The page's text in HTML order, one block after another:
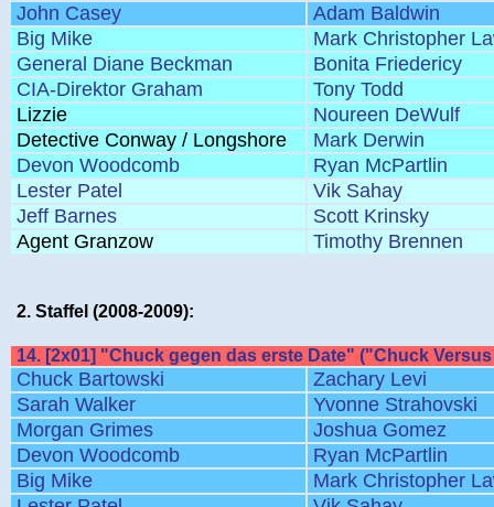
John Casey
Adam Baldwin
Big Mike
Mark Christopher
General Diane Beckman
Bonita Friedericy
CIA-Direktor Graham
Tony Todd
Lizzie
Noureen DeWulf
Detective Conway / Longshore
Mark Derwin
Devon Woodcomb
Ryan McPartlin
Lester Patel
Vik Sahay
Jeff Barnes
Scott Krinsky
Agent Granzow
Timothy Brennen
2. Staffel (2008-2009):
14. [2x01] "Chuck gegen das erste Date" ("Chuck
Chuck Bartowski
Zachary Levi
Sarah Walker
Yvonne Strahovski
Morgan Grimes
Joshua Gomez
Devon Woodcomb
Ryan McPartlin
Big Mike
Mark Christopher